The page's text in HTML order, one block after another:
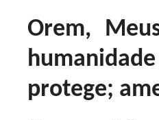
Orem,
protege;